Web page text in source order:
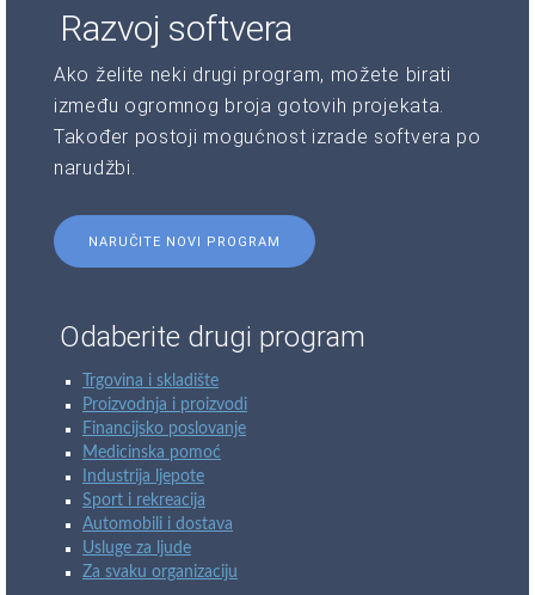
Razvoj softvera
Ako želite neki drugi program, možete birati
između ogromnog broja gotovih projekata.
Također postoji mogućnost izrade softvera po
narudžbi.
NARUČITE NOVI PROGRAM
Odaberite drugi program
Trgovina i skladište
Proizvodnja i proizvodi
Financijsko poslovanje
Medicinska pomoć
Industrija ljepote
Sport i rekreacija
Automobili i dostava
Usluge za ljude
Za svaku organizaciju